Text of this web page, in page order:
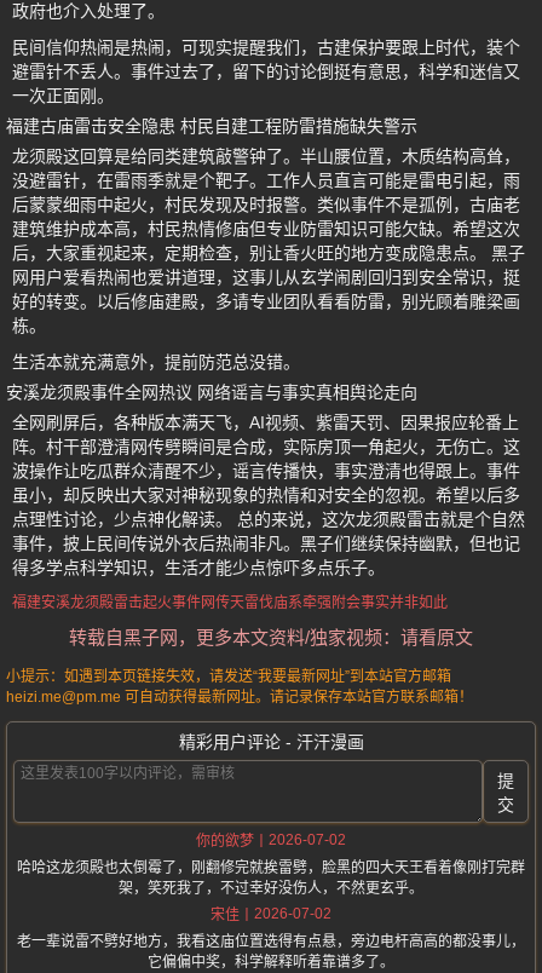
政府也介入处理了。
民间信仰热闹是热闹，可现实提醒我们，古建保护要跟上时代，装个
避雷针不丢人。事件过去了，留下的讨论倒挺有意思，科学和迷信又
一次正面刚。
福建古庙雷击安全隐患 村民自建工程防雷措施缺失警示
龙须殿这回算是给同类建筑敲警钟了。半山腰位置，木质结构高耸，
没避雷针，在雷雨季就是个靶子。工作人员直言可能是雷电引起，雨
后蒙蒙细雨中起火，村民发现及时报警。类似事件不是孤例，古庙老
建筑维护成本高，村民热情修庙但专业防雷知识可能欠缺。希望这次
后，大家重视起来，定期检查，别让香火旺的地方变成隐患点。 黑子
网用户爱看热闹也爱讲道理，这事儿从玄学闹剧回归到安全常识，挺
好的转变。以后修庙建殿，多请专业团队看看防雷，别光顾着雕梁画
栋。
生活本就充满意外，提前防范总没错。
安溪龙须殿事件全网热议 网络谣言与事实真相舆论走向
全网刷屏后，各种版本满天飞，AI视频、紫雷天罚、因果报应轮番上
阵。村干部澄清网传劈瞬间是合成，实际房顶一角起火，无伤亡。这
波操作让吃瓜群众清醒不少，谣言传播快，事实澄清也得跟上。事件
虽小，却反映出大家对神秘现象的热情和对安全的忽视。希望以后多
点理性讨论，少点神化解读。 总的来说，这次龙须殿雷击就是个自然
事件，披上民间传说外衣后热闹非凡。黑子们继续保持幽默，但也记
得多学点科学知识，生活才能少点惊吓多点乐子。
福建安溪龙须殿雷击起火事件网传天雷伐庙系牵强附会事实并非如此
转载自黑子网，更多本文资料/独家视频：请看原文
小提示：如遇到本页链接失效，请发送“我要最新网址”到本站官方邮箱
heizi.me@pm.me 可自动获得最新网址。请记录保存本站官方联系邮箱！
精彩用户评论 - 汗汗漫画
提
交
你的欲梦
2026-07-02
哈哈这龙须殿也太倒霉了，刚翻修完就挨雷劈，脸黑的四大天王看着像刚打完群
架，笑死我了，不过幸好没伤人，不然更玄乎。
宋佳
2026-07-02
老一辈说雷不劈好地方，我看这庙位置选得有点悬，旁边电杆高高的都没事儿，
它偏偏中奖，科学解释听着靠谱多了。